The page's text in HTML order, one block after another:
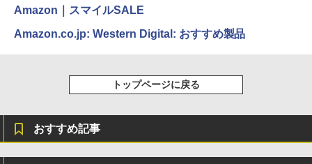
Amazon｜スマイルSALE
Amazon.co.jp: Western Digital: おすすめ製品
トップページに戻る
おすすめ記事